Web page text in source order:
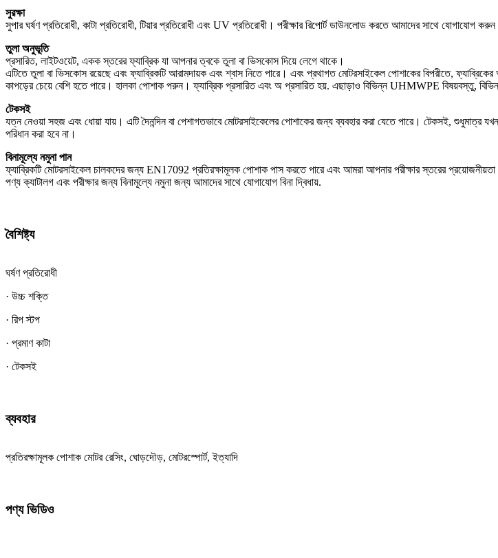
সুরক্ষা
সুপার ঘর্ষণ প্রতিরোধী, কাটা প্রতিরোধী, টিয়ার প্রতিরোধী এবং UV প্রতিরোধী। পরীক্ষার রিপোর্ট ডাউনলোড করতে আমাদের সাথে যোগাযোগ করুন
তুলা অনুভূতি
প্রসারিত, লাইটওয়েট, একক স্তরের ফ্যাব্রিক যা আপনার ত্বকে তুলা বা ভিসকোস দিয়ে লেগে থাকে।
এটিতে তুলা বা ভিসকোস রয়েছে এবং ফ্যাব্রিকটি আরামদায়ক এবং শ্বাস নিতে পারে। এবং প্রথাগত মোটরসাইকেল পোশাকের বিপরীতে,
কাপড়ের চেয়ে বেশি হতে পারে। হালকা পোশাক পরুন। ফ্যাব্রিক প্রসারিত এবং অ প্রসারিত হয়. এছাড়াও বিভিন্ন UHMWPE বিষয়বস্তু,
টেকসই
যত্ন নেওয়া সহজ এবং ধোয়া যায়। এটি দৈনন্দিন বা পেশাগতভাবে মোটরসাইকেলের পোশাকের জন্য ব্যবহার করা যেতে পারে। টেকসই, শুধুমাত্র
পরিধান করা হবে না।
বিনামূল্যে নমুনা পান
ফ্যাব্রিকটি মোটরসাইকেল চালকদের জন্য EN17092 প্রতিরক্ষামূলক পোশাক পাস করতে পারে এবং আমরা আপনার পরীক্ষার স্তরের
পণ্য ক্যাটালগ এবং পরীক্ষার জন্য বিনামূল্যে নমুনা জন্য আমাদের সাথে যোগাযোগ বিনা দ্বিধায়.
বৈশিষ্ট্য
ঘর্ষণ প্রতিরোধী
· উচ্চ শক্তি
· রিপ স্টপ
· প্রমাণ কাটা
· টেকসই
ব্যবহার
প্রতিরক্ষামূলক পোশাক মোটর রেসিং, ঘোড়দৌড়, মোটরস্পোর্ট, ইত্যাদি
পণ্য ভিডিও